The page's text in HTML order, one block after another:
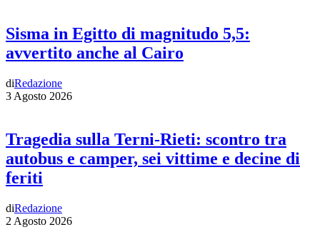
Sisma in Egitto di magnitudo 5,5:
avvertito anche al Cairo
diRedazione
3 Agosto 2026
Tragedia sulla Terni-Rieti: scontro tra
autobus e camper, sei vittime e decine di
feriti
diRedazione
2 Agosto 2026